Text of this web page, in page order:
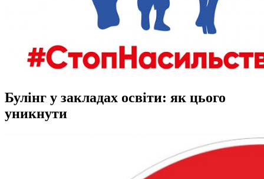
Булінг у закладах освіти: як цього
уникнути